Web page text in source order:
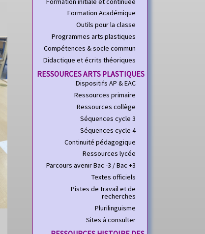
Formation Académique
Outils pour la classe
Programmes arts plastiques
Compétences & socle commun
Didactique et écrits théoriques
RESSOURCES ARTS PLASTIQUES
Dispositifs AP & EAC
Ressources primaire
Ressources collège
Séquences cycle 3
Séquences cycle 4
Continuité pédagogique
Ressources lycée
Parcours avenir Bac -3 / Bac +3
Textes officiels
Pistes de travail et de
recherches
Plurilinguisme
Sites à consulter